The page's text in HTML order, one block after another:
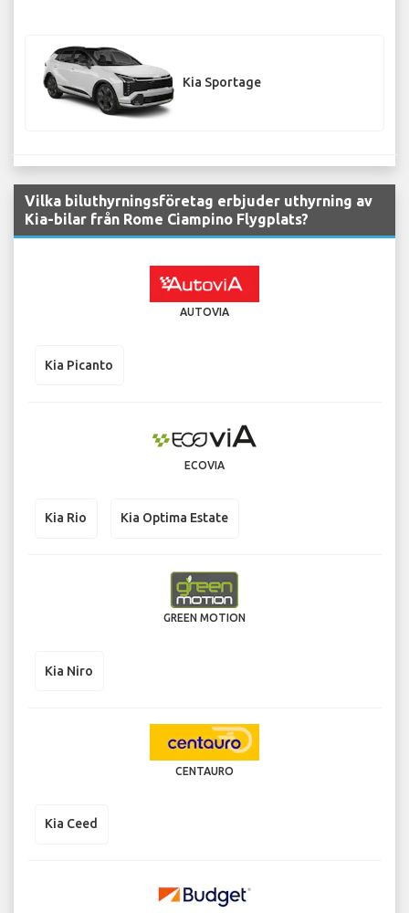
Kia Sportage
Vilka biluthyrningsföretag erbjuder uthyrning av
Kia-bilar från Rome Ciampino Flygplats?
AUTOVIA
Kia Picanto
ECOVIA
Kia Rio Kia Optima Estate
GREEN MOTION
Kia Niro
CENTAURO
Kia Ceed